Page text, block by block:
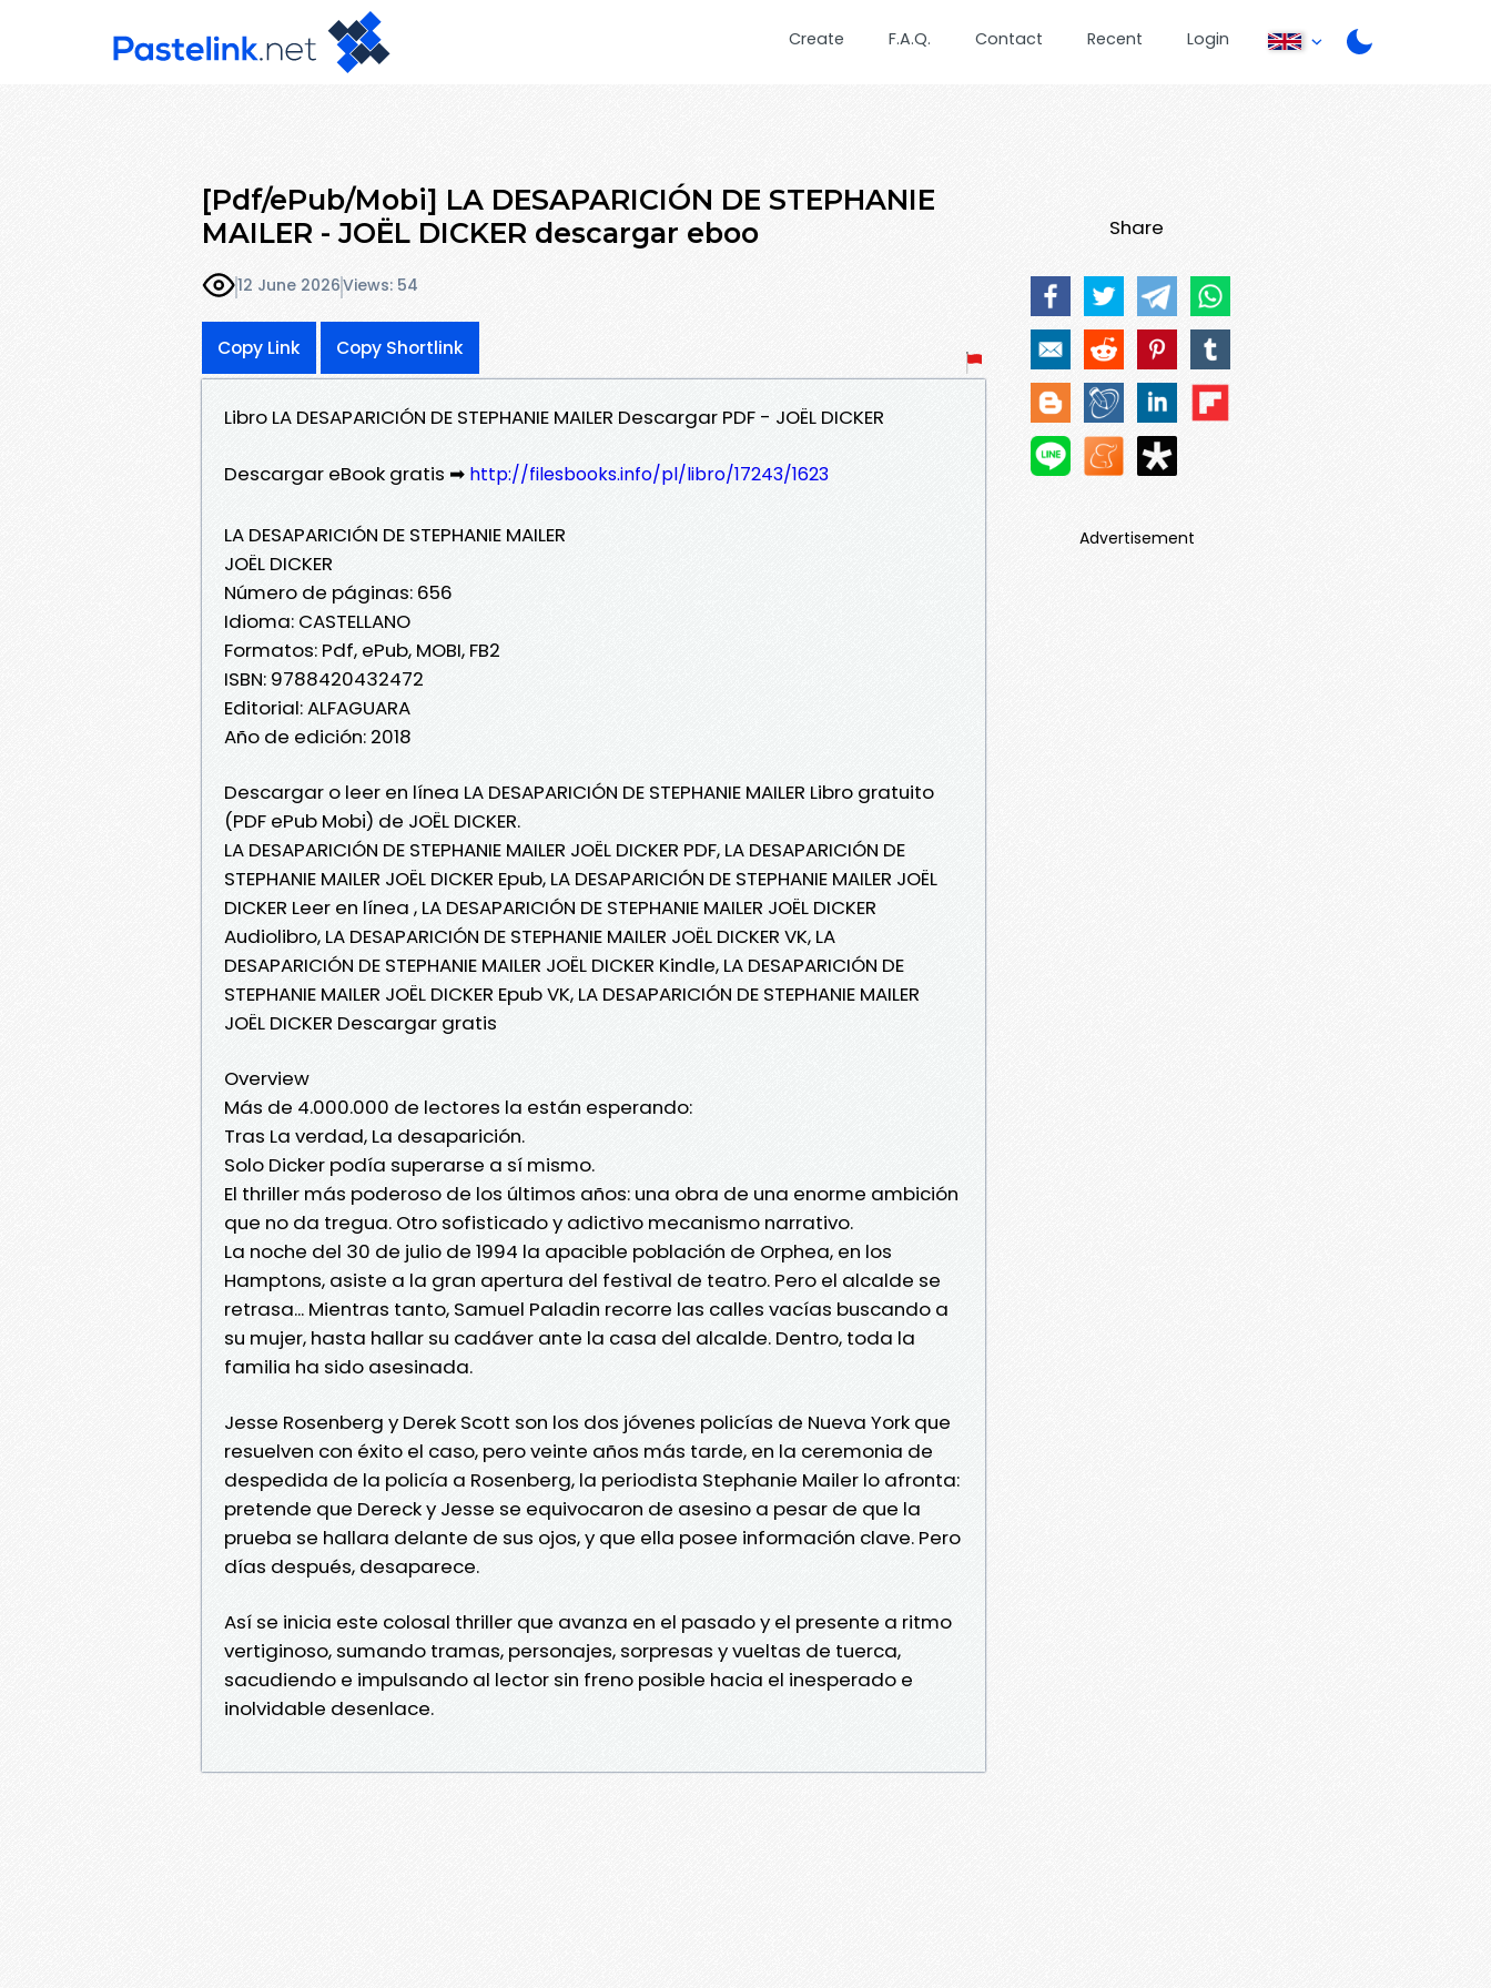
Create F.A.Q. Contact Recent Login
[Pdf/ePub/Mobi] LA DESAPARICIÓN DE STEPHANIE
MAILER - JOËL DICKER descargar eboo
12 June 2026Views: 54
Copy Link Copy Shortlink
Libro LA DESAPARICIÓN DE STEPHANIE MAILER Descargar PDF - JOËL DICKER
Descargar eBook gratis ➡ http://filesbooks.info/pl/libro/17243/1623
LA DESAPARICIÓN DE STEPHANIE MAILER
JOËL DICKER
Número de páginas: 656
Idioma: CASTELLANO
Formatos: Pdf, ePub, MOBI, FB2
ISBN: 9788420432472
Editorial: ALFAGUARA
Año de edición: 2018
Descargar o leer en línea LA DESAPARICIÓN DE STEPHANIE MAILER Libro gratuito
(PDF ePub Mobi) de JOËL DICKER.
LA DESAPARICIÓN DE STEPHANIE MAILER JOËL DICKER PDF, LA DESAPARICIÓN DE
STEPHANIE MAILER JOËL DICKER Epub, LA DESAPARICIÓN DE STEPHANIE MAILER JOËL
DICKER Leer en línea , LA DESAPARICIÓN DE STEPHANIE MAILER JOËL DICKER
Audiolibro, LA DESAPARICIÓN DE STEPHANIE MAILER JOËL DICKER VK, LA
DESAPARICIÓN DE STEPHANIE MAILER JOËL DICKER Kindle, LA DESAPARICIÓN DE
STEPHANIE MAILER JOËL DICKER Epub VK, LA DESAPARICIÓN DE STEPHANIE MAILER
JOËL DICKER Descargar gratis
Overview
Más de 4.000.000 de lectores la están esperando:
Tras La verdad, La desaparición.
Solo Dicker podía superarse a sí mismo.
El thriller más poderoso de los últimos años: una obra de una enorme ambición
que no da tregua. Otro sofisticado y adictivo mecanismo narrativo.
La noche del 30 de julio de 1994 la apacible población de Orphea, en los
Hamptons, asiste a la gran apertura del festival de teatro. Pero el alcalde se
retrasa... Mientras tanto, Samuel Paladin recorre las calles vacías buscando a
su mujer, hasta hallar su cadáver ante la casa del alcalde. Dentro, toda la
familia ha sido asesinada.
Jesse Rosenberg y Derek Scott son los dos jóvenes policías de Nueva York que
resuelven con éxito el caso, pero veinte años más tarde, en la ceremonia de
despedida de la policía a Rosenberg, la periodista Stephanie Mailer lo afronta:
pretende que Dereck y Jesse se equivocaron de asesino a pesar de que la
prueba se hallara delante de sus ojos, y que ella posee información clave. Pero
días después, desaparece.
Así se inicia este colosal thriller que avanza en el pasado y el presente a ritmo
vertiginoso, sumando tramas, personajes, sorpresas y vueltas de tuerca,
sacudiendo e impulsando al lector sin freno posible hacia el inesperado e
inolvidable desenlace.
Share
Advertisement